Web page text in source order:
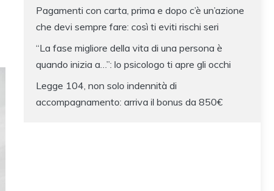
Pagamenti con carta, prima e dopo c’è un’azione
che devi sempre fare: così ti eviti rischi seri
“La fase migliore della vita di una persona è
quando inizia a…”: lo psicologo ti apre gli occhi
Legge 104, non solo indennità di
accompagnamento: arriva il bonus da 850€